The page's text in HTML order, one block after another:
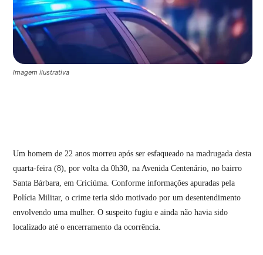
Imagem ilustrativa
Um homem de 22 anos morreu após ser esfaqueado na madrugada desta
quarta-feira (8), por volta da 0h30, na Avenida Centenário, no bairro
Santa Bárbara, em Criciúma. Conforme informações apuradas pela
Polícia Militar, o crime teria sido motivado por um desentendimento
envolvendo uma mulher. O suspeito fugiu e ainda não havia sido
localizado até o encerramento da ocorrência.